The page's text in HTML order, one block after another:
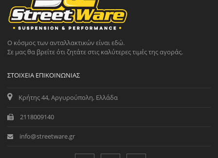
Ο κόσμος των ανταλλακτικών είναι εδώ.
Σε μας θα βρείτε ότι ζητάτε στις καλύτερες τιμές της αγοράς.
ΣΤΟΙΧΕΊΑ ΕΠΙΚΟΙΝΩΝΊΑΣ
Κρήτης 44, Αργυρούπολη, Ελλάδα
2118009140
info@streetware.gr